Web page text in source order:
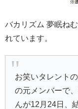
バカリズム 夢眠ね
れています。
お笑いタレント
の元メンバーで
んが12月24日、